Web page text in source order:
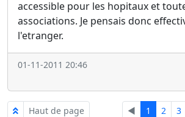
accessible pour les hopitaux et
associations. Je pensais donc
l'etranger.
01-11-2011 20:46
Haut de page ◄ 1 2 3